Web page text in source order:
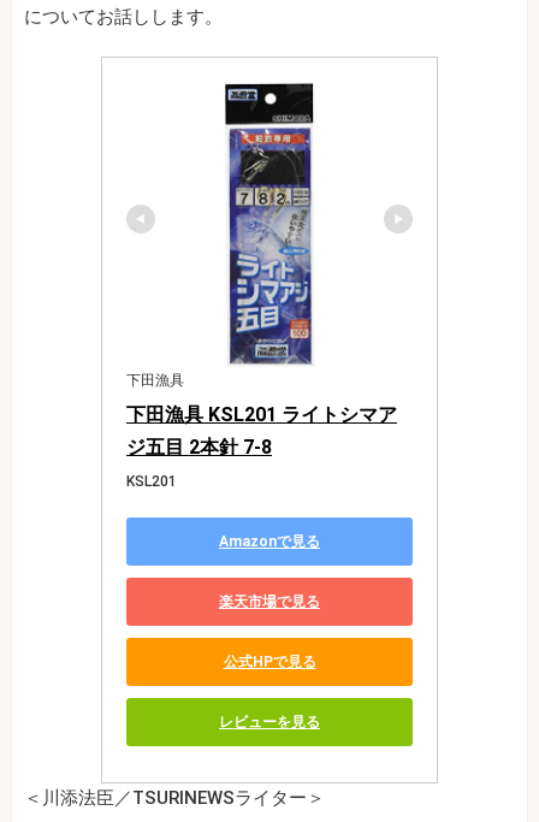
についてお話しします。
下田漁具
下田漁具 KSL201 ライトシマア
ジ五目 2本針 7-8
KSL201
Amazonで見る
楽天市場で見る
公式HPで見る
レビューを見る
＜川添法臣／TSURINEWSライター＞